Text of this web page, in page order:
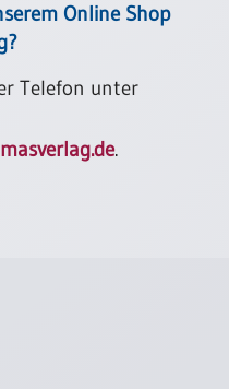
Online Shop
Telefon unter
.